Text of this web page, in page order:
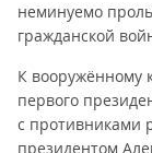
неминуемо
гражданской
К вооружённому
первого
с противниками
президентом